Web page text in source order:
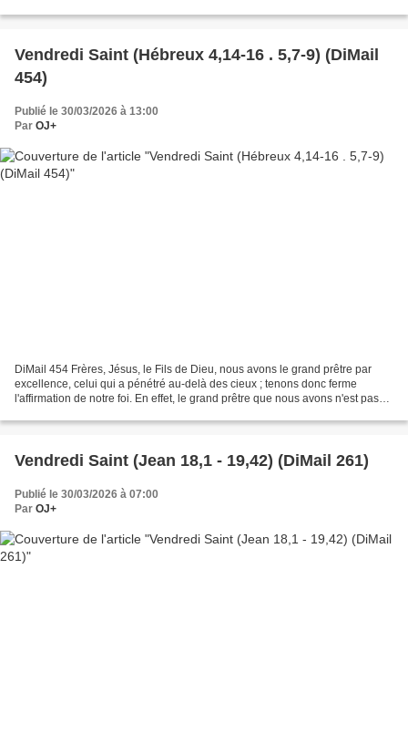
Vendredi Saint (Hébreux 4,14-16 . 5,7-9) (DiMail
454)
Publié le 30/03/2026 à 13:00
Par OJ+
DiMail 454 Frères, Jésus, le Fils de Dieu, nous avons le grand prêtre par
excellence, celui qui a pénétré au-delà des cieux ; tenons donc ferme
l'affirmation de notre foi. En effet, le grand prêtre que nous avons n'est pas
Vendredi Saint (Jean 18,1 - 19,42) (DiMail 261)
Publié le 30/03/2026 à 07:00
Par OJ+